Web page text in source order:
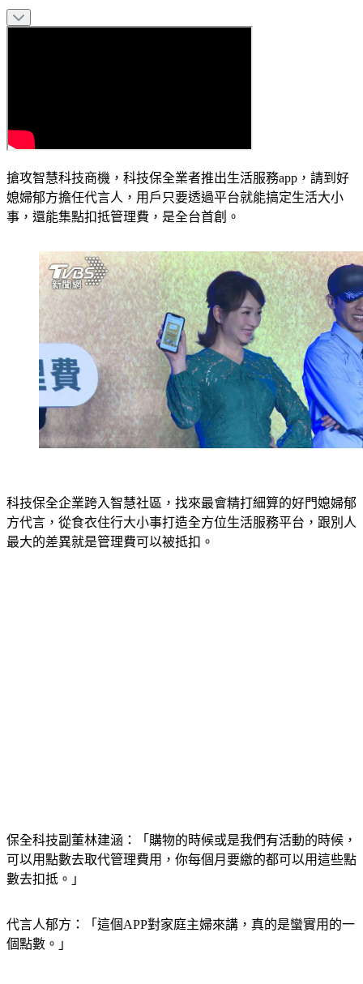
搶攻智慧科技商機，科技保全業者推出生活服務app，請到好
媳婦郁方擔任代言人，用戶只要透過平台就能搞定生活大小
事，還能集點扣抵管理費，是全台首創。
科技保全企業跨入智慧社區，找來最會精打細算的好門媳婦郁
方代言，從食衣住行大小事打造全方位生活服務平台，跟別人
最大的差異就是管理費可以被抵扣。
保全科技副董林建涵：「購物的時候或是我們有活動的時候，
可以用點數去取代管理費用，你每個月要繳的都可以用這些點
數去扣抵。」
代言人郁方：「這個APP對家庭主婦來講，真的是蠻實用的一
個點數。」